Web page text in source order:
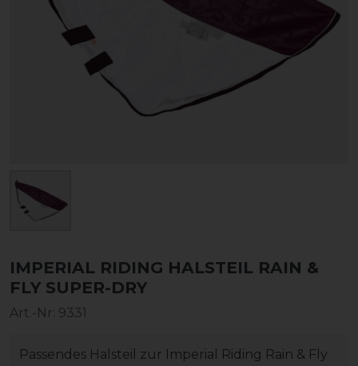
IMPERIAL RIDING HALSTEIL RAIN &
FLY SUPER-DRY
Art.-Nr: 9331
Passendes Halsteil zur Imperial Riding Rain & Fly